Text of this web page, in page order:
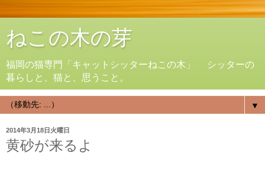
ねこの木の芽
福岡の猫専門「キャットシッターねこの木」 シッターの
暮らしと、猫と、思うこと。
▼
2014年3月18日火曜日
黄砂が来るよ